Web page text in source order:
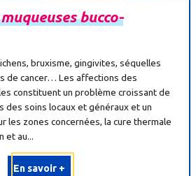
muqueusesbucco-
bruxisme, gingivites, séquelles
de cancer… Les affections des
constituent un problème croissant de
des soins locaux et généraux et un
les zones concernées, la cure thermale
et au...
En savoir +